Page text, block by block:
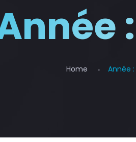
:
Home Année :